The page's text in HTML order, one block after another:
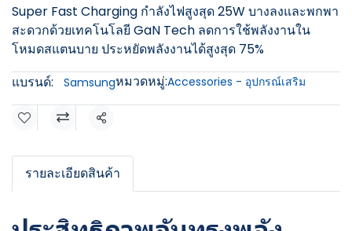
Super Fast Charging กำลังไฟสูงสุด 25W บางลงและพกพา
สะดวกด้วยเทคโนโลยี GaN Tech ลดการใช้พลังงานใน
โหมดสแตนบาย ประหยัดพลังงานได้สูงสุด 75%
แบรนด์:
Samsungหมวดหมู่:Accessories - อุปกรณ์เสริม
แชร์
รายละเอียดสินค้า